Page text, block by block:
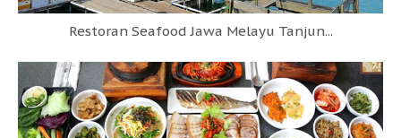
Restoran Seafood Jawa Melayu Tanjun...